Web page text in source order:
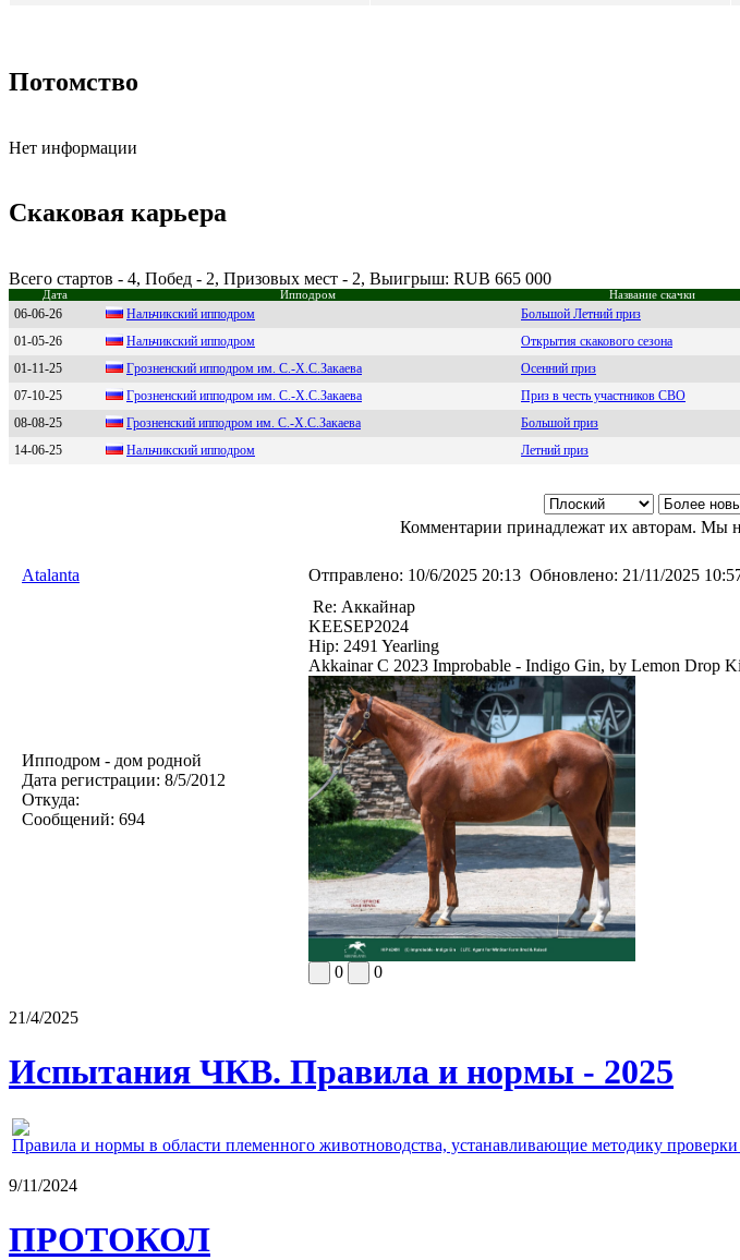
Потомство
Нет информации
Скаковая карьера
Всего стартов - 4, Побед - 2, Призовых мест - 2, Выигрыш: RUB 665 000
Дата Ипподром Название скачки
06-06-26 Haльчикский ипподpом Большой Летний приз
01-05-26
Haльчикский ипподром Открытия скакового сезона
01-11-25
Гpознeнский ипподpом им. С.-X.С.Закаeва Осенний приз
07-10-25
Гpознeнcкий ипподpом им. С.-X.С.Закаeва Приз в честь участников СВО
08-08-25
Грозненский ипподром им. С.-X.С.Зaкaевa Большой приз
14-06-25
Нaльчикский ипподpом Летний приз
Комментарии принадлежат их авторам. Мы
Atalanta Отправлено: 10/6/2025 20:13 Обновлено: 21/11/2025
Ипподром - дом родной
Дата регистрации: 8/5/2012
Откуда:
Сообщений: 694
Re: Аккайнар
KEESEP2024
Hip: 2491 Yearling
Akkainar C 2023 Improbable - Indigo Gin, by Lemon Drop
0 0
21/4/2025
Испытания ЧКВ. Правила и нормы - 2025
Правила и нормы в области племенного животноводства, устанавливающие методику
9/11/2024
ПРОТОКОЛ